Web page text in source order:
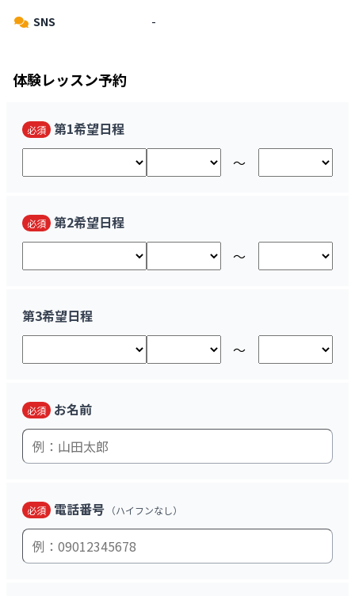
SNS
-
体験レッスン予約
必須 第1希望日程
〜
必須 第2希望日程
〜
第3希望日程
〜
必須 お名前
必須 電話番号 （ハイフンなし）